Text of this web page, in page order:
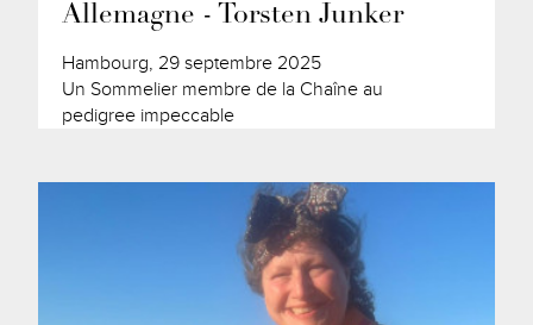
Allemagne - Torsten Junker
Hambourg, 29 septembre 2025
Un Sommelier membre de la Chaîne au
pedigree impeccable